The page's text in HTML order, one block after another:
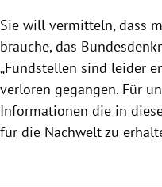
Sie will vermitteln, dass
brauche, das
„Fundstellen sind leider
verloren gegangen. Für
Informationen die in
für die Nachwelt zu